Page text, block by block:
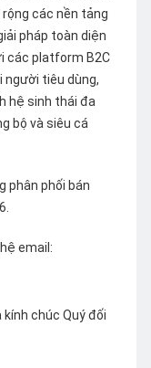
các nền tảng
pháp toàn diện
các platform B2C
tiêu dùng,
hệ sinh thái đa
bộ và siêu cá
phân phối bán
email:
chúc Quý đối